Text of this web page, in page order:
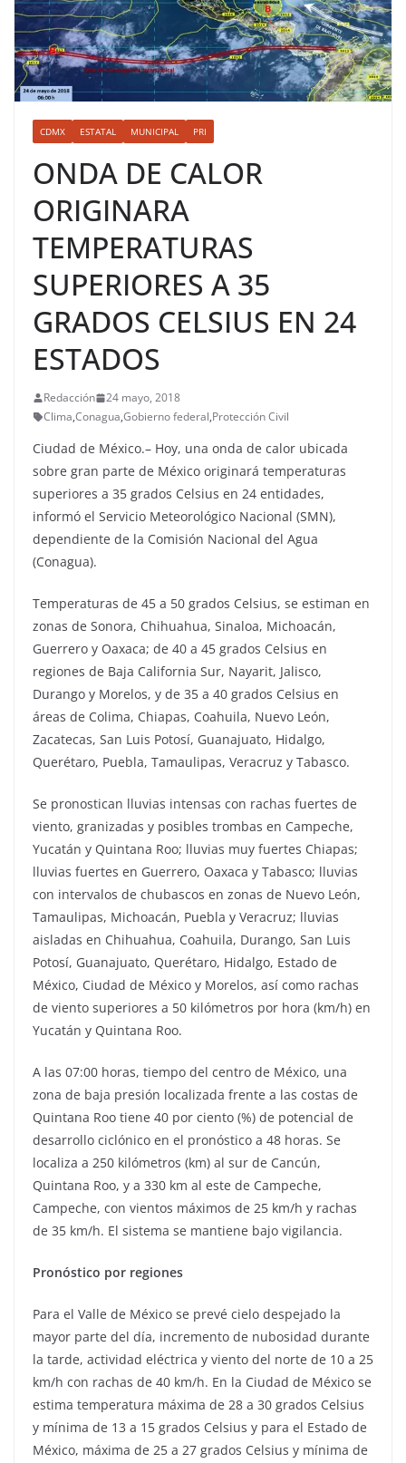
CDMX ESTATAL MUNICIPAL PRI
ONDA DE CALOR
ORIGINARA
TEMPERATURAS
SUPERIORES A 35
GRADOS CELSIUS EN 24
ESTADOS
Redacción
24 mayo, 2018
Clima,Conagua,Gobierno federal,Protección Civil
Ciudad de México.– Hoy, una onda de calor ubicada
sobre gran parte de México originará temperaturas
superiores a 35 grados Celsius en 24 entidades,
informó el Servicio Meteorológico Nacional (SMN),
dependiente de la Comisión Nacional del Agua
(Conagua).
Temperaturas de 45 a 50 grados Celsius, se estiman en
zonas de Sonora, Chihuahua, Sinaloa, Michoacán,
Guerrero y Oaxaca; de 40 a 45 grados Celsius en
regiones de Baja California Sur, Nayarit, Jalisco,
Durango y Morelos, y de 35 a 40 grados Celsius en
áreas de Colima, Chiapas, Coahuila, Nuevo León,
Zacatecas, San Luis Potosí, Guanajuato, Hidalgo,
Querétaro, Puebla, Tamaulipas, Veracruz y Tabasco.
Se pronostican lluvias intensas con rachas fuertes de
viento, granizadas y posibles trombas en Campeche,
Yucatán y Quintana Roo; lluvias muy fuertes Chiapas;
lluvias fuertes en Guerrero, Oaxaca y Tabasco; lluvias
con intervalos de chubascos en zonas de Nuevo León,
Tamaulipas, Michoacán, Puebla y Veracruz; lluvias
aisladas en Chihuahua, Coahuila, Durango, San Luis
Potosí, Guanajuato, Querétaro, Hidalgo, Estado de
México, Ciudad de México y Morelos, así como rachas
de viento superiores a 50 kilómetros por hora (km/h) en
Yucatán y Quintana Roo.
A las 07:00 horas, tiempo del centro de México, una
zona de baja presión localizada frente a las costas de
Quintana Roo tiene 40 por ciento (%) de potencial de
desarrollo ciclónico en el pronóstico a 48 horas. Se
localiza a 250 kilómetros (km) al sur de Cancún,
Quintana Roo, y a 330 km al este de Campeche,
Campeche, con vientos máximos de 25 km/h y rachas
de 35 km/h. El sistema se mantiene bajo vigilancia.
Pronóstico por regiones
Para el Valle de México se prevé cielo despejado la
mayor parte del día, incremento de nubosidad durante
la tarde, actividad eléctrica y viento del norte de 10 a 25
km/h con rachas de 40 km/h. En la Ciudad de México se
estima temperatura máxima de 28 a 30 grados Celsius
y mínima de 13 a 15 grados Celsius y para el Estado de
México, máxima de 25 a 27 grados Celsius y mínima de